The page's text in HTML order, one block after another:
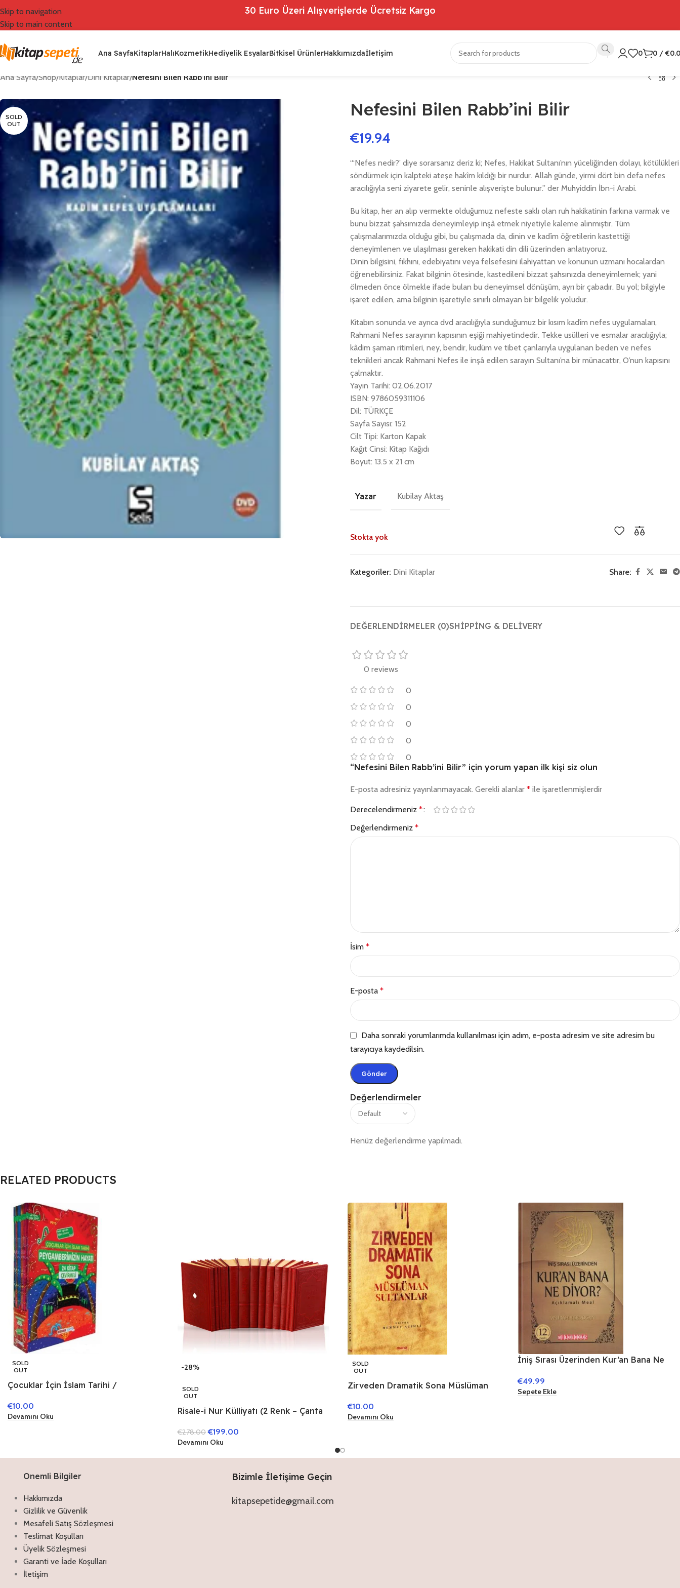
Skip to navigation
Skip to main content
30 Euro Üzeri Alışverişlerde Ücretsiz Kargo
Ana SayfaKitaplarHalıKozmetikHediyelik EsyalarBitkisel ÜrünlerHakkımızdaİletişim 0 0 / €
Ana Sayfa/Shop/Kitaplar/Dini Kitaplar/Nefesini Bilen Rabb’ini Bilir
SOLD
OUT
Nefesini Bilen Rabb’ini Bilir
€19.94
“‘Nefes nedir?’ diye sorarsanız deriz ki; Nefes, Hakikat Sultanı’nın yüceliğinden dolayı, kötülükleri
söndürmek için kalpteki ateşe hakîm kıldığı bir nurdur. Allah günde, yirmi dört bin defa nefes
aracılığıyla seni ziyarete gelir, seninle alışverişte bulunur.” der Muhyiddin İbn-i Arabi.
Bu kitap, her an alıp vermekte olduğumuz nefeste saklı olan ruh hakikatinin farkına varmak ve
bunu bizzat şahsımızda deneyimleyip inşâ etmek niyetiyle kaleme alınmıştır. Tüm
çalışmalarımızda olduğu gibi, bu çalışmada da, dinin ve kadîm öğretilerin kastettiği
deneyimlenen ve ulaşılması gereken hakikati din dili üzerinden anlatıyoruz.
Dinin bilgisini, fıkhını, edebiyatını veya felsefesini ilahiyattan ve konunun uzmanı hocalardan
öğrenebilirsiniz. Fakat bilginin ötesinde, kastedileni bizzat şahsınızda deneyimlemek; yani
ölmeden önce ölmekle ifade bulan bu deneyimsel dönüşüm, ayrı bir çabadır. Bu yol; bilgiyle
işaret edilen, ama bilginin işaretiyle sınırlı olmayan bir bilgelik yoludur.
Kitabın sonunda ve ayrıca dvd aracılığıyla sunduğumuz bir kısım kadîm nefes uygulamaları,
Rahmani Nefes sarayının kapısının eşiği mahiyetindedir. Tekke usülleri ve esmalar aracılığıyla;
kâdim şaman ritimleri, ney, bendir, kudüm ve tibet çanlarıyla uygulanan beden ve nefes
teknikleri ancak Rahmani Nefes ile inşâ edilen sarayın Sultanı’na bir münacattır, O’nun kapısını
çalmaktır.
Yayın Tarihi: 02.06.2017
ISBN: 9786059311106
Dil: TÜRKÇE
Sayfa Sayısı: 152
Cilt Tipi: Karton Kapak
Kağıt Cinsi: Kitap Kağıdı
Boyut: 13.5 x 21 cm
Yazar Kubilay Aktaş
Stokta yok
Kategoriler: Dini Kitaplar Share:
DEĞERLENDIRMELER (0)SHIPPING & DELIVERY
0 reviews
0
0
0
0
0
Değerlendirmeler
Henüz değerlendirme yapılmadı.
“Nefesini Bilen Rabb’ini Bilir” için yorum yapan ilk kişi siz olun
E-posta adresiniz yayınlanmayacak. Gerekli alanlar * ile işaretlenmişlerdir
Derecelendirmeniz *
Değerlendirmeniz *
İsim *
E-posta *
Daha sonraki yorumlarımda kullanılması için adım, e-posta adresim ve site adresim bu
tarayıcıya kaydedilsin.
RELATED PRODUCTS
SOLD
OUT
Çocuklar İçin İslam Tarihi /
Kitap)
€10.00
Devamını Oku
-28%
SOLD
OUT
Risale-i Nur Külliyatı (2 Renk – Çanta
€278.00 €199.00
Devamını Oku
SOLD
OUT
Zirveden Dramatik Sona Müslüman
€10.00
Devamını Oku
İniş Sırası Üzerinden Kur’an Bana Ne
Erdoğan
€49.99
Sepete Ekle
Onemli Bilgiler
Hakkımızda
Gizlilik ve Güvenlik
Mesafeli Satış Sözleşmesi
Teslimat Koşulları
Üyelik Sözleşmesi
Garanti ve İade Koşulları
İletişim
Bizimle İletişime Geçin
kitapsepetide@gmail.com